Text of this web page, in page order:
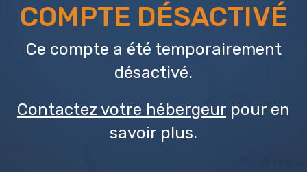
COMPTE DÉSACTIVÉ
Ce compte a été temporairement
désactivé.
Contactez votre hébergeur pour en
savoir plus.